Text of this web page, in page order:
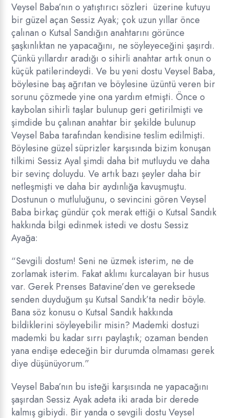
Veysel Baba’nın o yatıştırıcı sözleri üzerine kutuyu
bir güzel açan Sessiz Ayak; çok uzun yıllar önce
çalınan o Kutsal Sandığın anahtarını görünce
şaşkınlıktan ne yapacağını, ne söyleyeceğini şaşırdı.
Çünkü yıllardır aradığı o sihirli anahtar artık onun o
küçük patilerindeydi. Ve bu yeni dostu Veysel Baba,
böylesine baş ağrıtan ve böylesine üzüntü veren bir
sorunu çözmede yine ona yardım etmişti. Önce o
kaybolan sihirli taşlar bulunup geri getirilmişti ve
şimdide bu çalınan anahtar bir şekilde bulunup
Veysel Baba tarafından kendisine teslim edilmişti.
Böylesine güzel süprizler karşısında bizim konuşan
tilkimi Sessiz Ayal şimdi daha bit mutluydu ve daha
bir sevinç doluydu. Ve artık bazı şeyler daha bir
netleşmişti ve daha bir aydınlığa kavuşmuştu.
Dostunun o mutluluğunu, o sevincini gören Veysel
Baba birkaç gündür çok merak ettiği o Kutsal Sandık
hakkında bilgi edinmek istedi ve dostu Sessiz
Ayağa:
“Sevgili dostum! Seni ne üzmek isterim, ne de
zorlamak isterim. Fakat aklımı kurcalayan bir husus
var. Gerek Prenses Batavine’den ve gereksede
senden duyduğum şu Kutsal Sandık’ta nedir böyle.
Bana söz konusu o Kutsal Sandık hakkında
bildiklerini söyleyebilir misin? Mademki dostuzi
mademki bu kadar sırrı paylaştık; ozaman benden
yana endişe edeceğin bir durumda olmaması gerek
diye düşünüyorum.”
Veysel Baba’nın bu isteği karşısında ne yapacağını
şaşırdan Sessiz Ayak adeta iki arada bir derede
kalmış gibiydi. Bir yanda o sevgili dostu Veysel